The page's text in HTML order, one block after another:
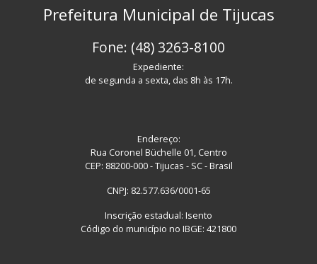
Prefeitura Municipal de Tijucas
Fone: (48) 3263-8100
Expediente:
de segunda a sexta, das 8h às 17h.
Endereço:
Rua Coronel Büchelle 01, Centro
CEP: 88200-000 - Tijucas - SC - Brasil
CNPJ: 82.577.636/0001-65
Inscrição estadual: Isento
Código do município no IBGE: 421800